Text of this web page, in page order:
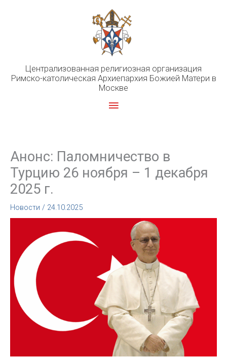
Централизованная религиозная организация
Римско-католическая Архиепархия Божией Матери в
Москве
Главное
Анонс: Паломничество в
Турцию 26 ноября – 1 декабря
2025 г.
Новости / 24.10.2025